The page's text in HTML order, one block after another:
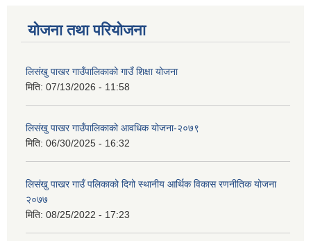
योजना तथा परियोजना
लिसंखु पाखर गाउँपालिकाको गाउँ शिक्षा योजना
मिति: 07/13/2026 - 11:58
लिसंखु पाखर गाउँपालिकाको आवधिक योजना-२०७९
मिति: 06/30/2025 - 16:32
लिसंखु पाखर गाउँ पलिकाको दिगो स्थानीय आर्थिक विकास रणनीतिक योजना
२०७७
मिति: 08/25/2022 - 17:23